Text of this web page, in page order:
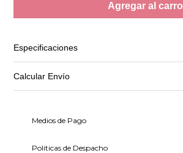
Agregar al carro
Especificaciones
Calcular Envío
Medios de Pago
Politicas de Despacho